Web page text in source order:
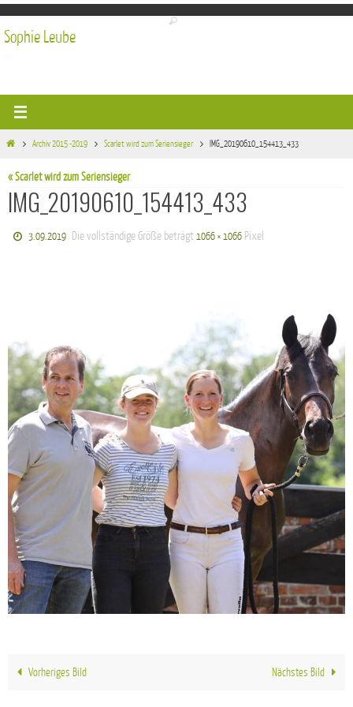
Zum
Inhalt
Sophie Leube
Start Archiv 2015 -2019 Scarlet wird zum Seriensieger IMG_20190610_154413_433
« Scarlet wird zum Seriensieger
IMG_20190610_154413_433
3.09.2019 Die vollständige Größe beträgt1066 × 1066 Pixel
Vorheriges Bild Nächstes Bild